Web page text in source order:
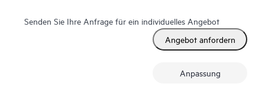
Senden Sie Ihre Anfrage für ein individuelles Angebot
Angebot anfordern
Anpassung